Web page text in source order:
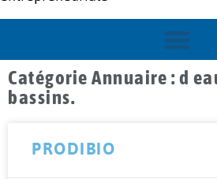
Catégorie Annuaire : d
bassins.
PRODIBIO